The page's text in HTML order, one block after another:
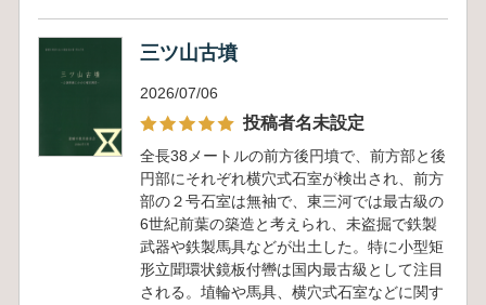
三ツ山古墳
2026/07/06
投稿者名未設定
全長38メートルの前方後円墳で、前方部と後
円部にそれぞれ横穴式石室が検出され、前方
部の２号石室は無袖で、東三河では最古級の
6世紀前葉の築造と考えられ、未盗掘で鉄製
武器や鉄製馬具などが出土した。特に小型矩
形立聞環状鏡板付轡は国内最古級として注目
される。埴輪や馬具、横穴式石室などに関す